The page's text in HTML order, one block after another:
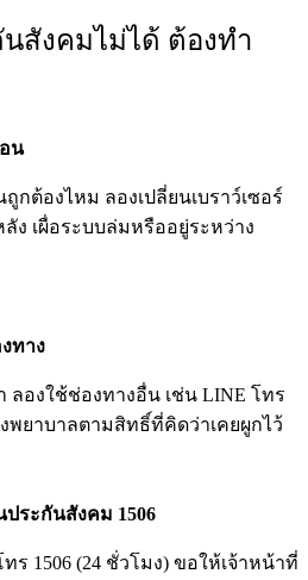
นสังคมไม่ได้ ต้องทำ
น
กต้องไหม ลองเปลี่ยนเบราว์เซอร์
เผื่อระบบล่มหรืออยู่ระหว่าง
ทาง
องใช้ช่องทางอื่น เช่น LINE โทร
ยาบาลตามสิทธิ์ที่คิดว่าเคยผูกไว้
ระกันสังคม 1506
ร 1506 (24 ชั่วโมง) ขอให้เจ้าหน้าที่